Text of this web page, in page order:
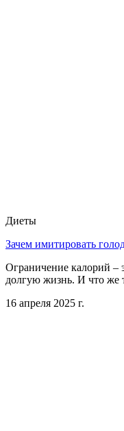
Диеты
Зачем имитировать
Ограничение калорий –
долгую жизнь. И что же
16 апреля 2025 г.